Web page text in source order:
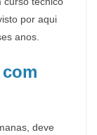
por aqui
anos.
deve